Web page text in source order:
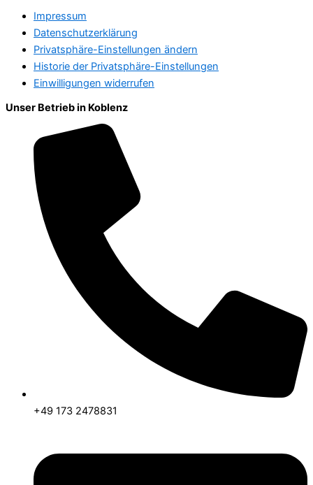
Impressum
Datenschutzerklärung
Privatsphäre-Einstellungen ändern
Historie der Privatsphäre-Einstellungen
Einwilligungen widerrufen
Unser Betrieb in Koblenz
+49 173 2478831